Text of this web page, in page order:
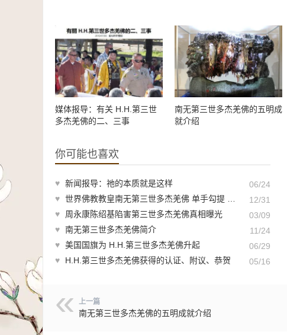
媒体报导：有关 H.H.第三世
多杰羌佛的二、三事
南无第三世多杰羌佛的五明成
就介绍
你可能也喜欢
♥ 新闻报导：祂的本质就是这样
06/24
♥ 世界佛教教皇南无第三世多杰羌佛 单手勾提 437.2 磅金刚杵-维加斯新闻报
12/31
♥
周永康陈绍基陷害第三世多杰羌佛真相曝光
03/09
♥ 南无第三世多杰羌佛简介
11/24
♥ 美国国旗为 H.H.第三世多杰羌佛升起
06/29
♥
H.H.第三世多杰羌佛获得的认证、附议、恭贺 05/16
上一篇
南无第三世多杰羌佛的五明成就介绍